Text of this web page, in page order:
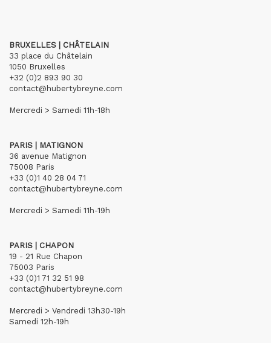
BRUXELLES | CHÂTELAIN
33 place du Châtelain
1050 Bruxelles
+32 (0)2 893 90 30
contact@hubertybreyne.com
Mercredi > Samedi 11h-18h
PARIS | MATIGNON
36 avenue Matignon
75008 Paris
+33 (0)1 40 28 04 71
contact@hubertybreyne.com
Mercredi > Samedi 11h-19h
PARIS | CHAPON
19 - 21 Rue Chapon
75003 Paris
+33 (0)1 71 32 51 98
contact@hubertybreyne.com
Mercredi > Vendredi 13h30-19h
Samedi 12h-19h